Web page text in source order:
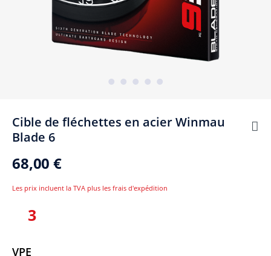
Cible de fléchettes en acier Winmau
Blade 6
68,00 €
Les prix incluent la TVA plus les frais d'expédition
3
Sélectionner
VPE